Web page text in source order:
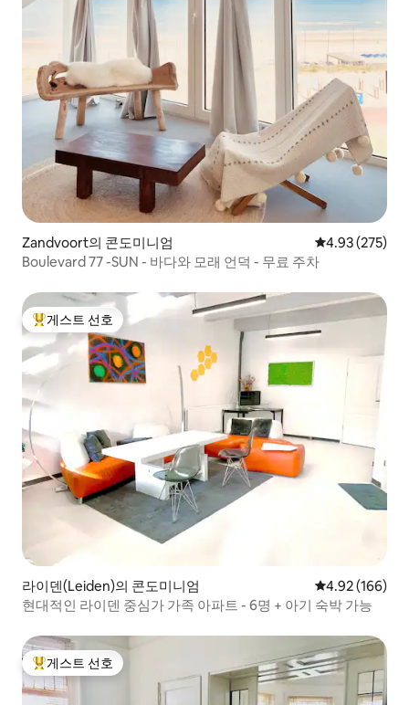
Zandvoort의 콘도미니엄 평점 4.93점(5
4.93 (275)
Boulevard 77 -SUN - 바다와 모래 언덕 - 무료 주차
상위 게스트 선호
게스트 선호
라이덴(Leiden)의 콘도미니엄 평점 4.92점(5
4.92 (166)
현대적인 라이덴 중심가 가족 아파트 - 6명 + 아기 숙박 가능
상위 게스트 선호
게스트 선호